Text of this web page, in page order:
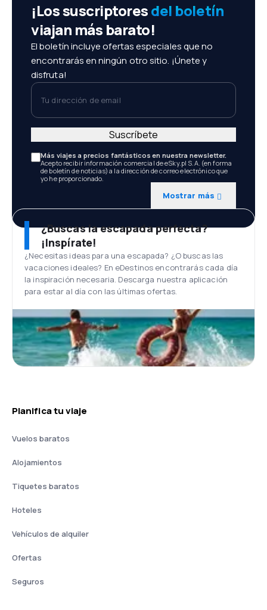
¡Los suscriptoresdel boletín
viajan más barato!
El boletín incluye ofertas especiales que no
encontrarás en ningún otro sitio. ¡Únete y
disfruta!
Tu dirección de email
Más viajes a precios fantásticos en nuestra newsletter.
Acepto recibir información comercial de eSky.pl S.A. (en forma
de boletín de noticias) a la dirección de correo electrónico que
yo he proporcionado.
Mostrar más
Suscríbete
¿Buscas la escapada perfecta?
¡Inspírate!
¿Necesitas ideas para una escapada? ¿O buscas las
vacaciones ideales? En eDestinos encontrarás cada día
la inspiración necesaria. Descarga nuestra aplicación
para estar al día con las últimas ofertas.
Planifica tu viaje
Vuelos baratos
Alojamientos
Tiquetes baratos
Hoteles
Vehículos de alquiler
Ofertas
Seguros